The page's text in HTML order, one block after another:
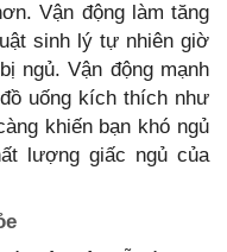
Vận động làm tăng
sinh lý tự nhiên giờ
ngủ. Vận động mạnh
uống kích thích như
khiến bạn khó ngủ
lượng giấc ngủ của